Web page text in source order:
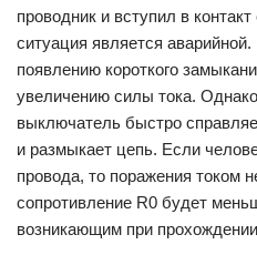
проводник и вступил в
ситуация является
появлению короткого
увеличению силы тока.
выключатель быстро
и размыкает цепь. Если
провода, то поражения током
сопротивление R0 будет
возникающим при